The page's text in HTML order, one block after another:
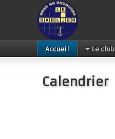
Accueil Le club
Calendrier